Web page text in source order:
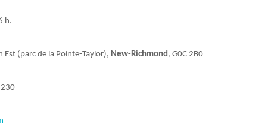
h.
(parc de la Pointe-Taylor), New-Richmond , G0C 2B0